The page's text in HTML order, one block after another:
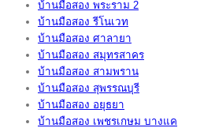
บ้านมือสอง พระราม 2
บ้านมือสอง รีโนเวท
บ้านมือสอง ศาลายา
บ้านมือสอง สมุทรสาคร
บ้านมือสอง สามพราน
บ้านมือสอง สุพรรณบุรี
บ้านมือสอง อยุธยา
บ้านมือสอง เพชรเกษม บางแค